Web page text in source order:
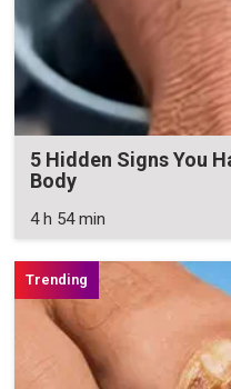
5 Hidden Signs You
Body
4 h 54 min